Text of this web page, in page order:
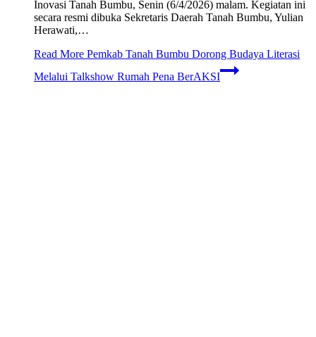
Inovasi Tanah Bumbu, Senin (6/4/2026) malam. Kegiatan ini
secara resmi dibuka Sekretaris Daerah Tanah Bumbu, Yulian
Herawati,…
Read More Pemkab Tanah Bumbu Dorong Budaya Literasi
Melalui Talkshow Rumah Pena BerAKSI